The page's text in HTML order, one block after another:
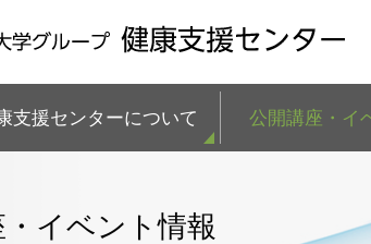
支援センターについて 公開講座・イ
イベント情報